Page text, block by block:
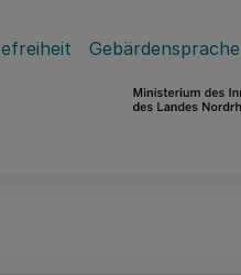
Gebärdensprache